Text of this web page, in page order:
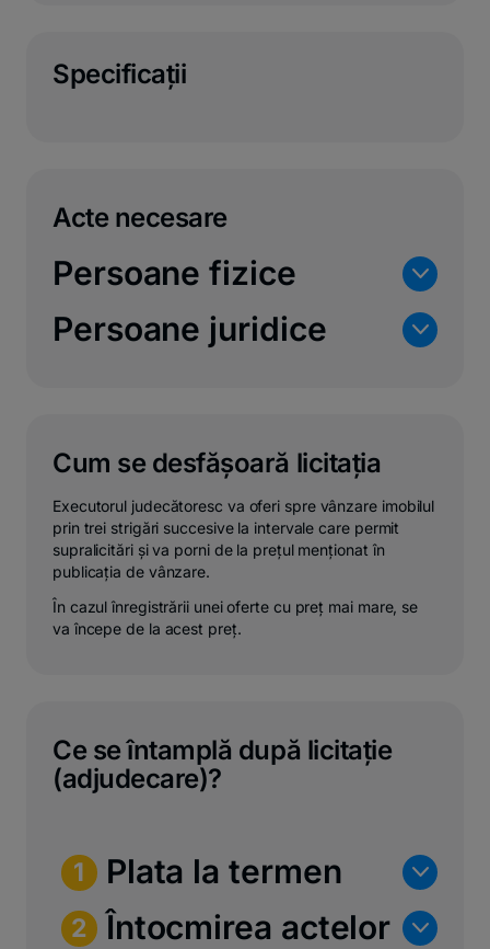
Specificaţii
Acte necesare
Persoane fizice n
Persoane juridice n
Cum se desfășoară licitația
Executorul judecătoresc va oferi spre vânzare imobilul
prin trei strigări succesive la intervale care permit
supralicitări și va porni de la prețul menționat în
publicația de vânzare.
În cazul înregistrării unei oferte cu preț mai mare, se
va începe de la acest preț.
Ce se întamplă după licitație
(adjudecare)?
1 Plata la termen n
2 Întocmirea actelor n